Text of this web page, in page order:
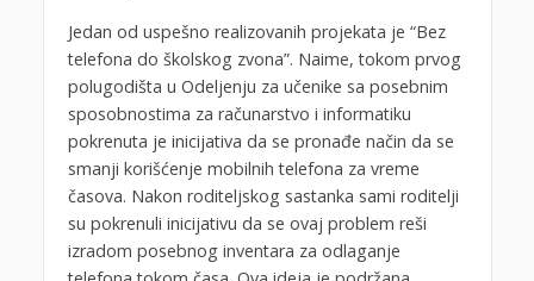
Jedan od uspešno realizovanih projekata je “Bez
telefona do školskog zvona”. Naime, tokom prvog
polugodišta u Odeljenju za učenike sa posebnim
sposobnostima za računarstvo i informatiku
pokrenuta je inicijativa da se pronađe način da se
smanji korišćenje mobilnih telefona za vreme
časova. Nakon roditeljskog sastanka sami roditelji
su pokrenuli inicijativu da se ovaj problem reši
izradom posebnog inventara za odlaganje